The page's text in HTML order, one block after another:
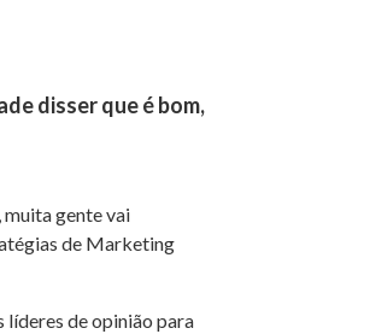
disser que é bom,
muita gente vai
de Marketing
líderes de opinião para